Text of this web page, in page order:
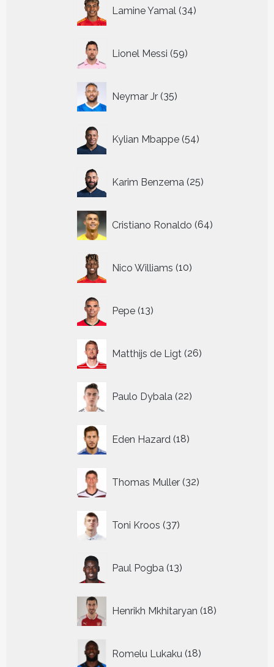
Lamine Yamal 34
producten
Lionel Messi 59
producten
Neymar Jr 35
producten
Kylian Mbappe 54
producten
Karim Benzema 25
producten
Cristiano Ronaldo 64
producten
Nico Williams 10
producten
Pepe 13
producten
Matthijs de Ligt 26
producten
Paulo Dybala 22
producten
Eden Hazard 18
producten
Thomas Muller 32
producten
Toni Kroos 37
producten
Paul Pogba 13
producten
Henrikh Mkhitaryan 18
producten
Romelu Lukaku 18
producten